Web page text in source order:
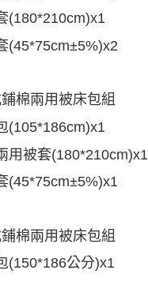
(180*210cm)x1
(45*75cm±5%)x2
棉兩用被床包組
(105*186cm)x1
用被套(180*210cm)x1
(45*75cm±5%)x1
棉兩用被床包組
(150*186公分)x1